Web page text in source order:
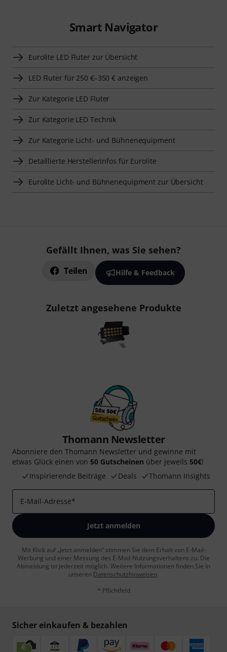
Smart Navigator
Eurolite LED Fluter zur Übersicht
LED Fluter für 250 €–350 € anzeigen
Zur Kategorie LED Fluter
Zur Kategorie LED Technik
Zur Kategorie Licht- und Bühnenequipment
Detaillierte Herstellerinfos für Eurolite
Eurolite Licht- und Bühnenequipment zur Übersicht
Gefällt Ihnen, was Sie sehen?
Teilen Hilfe & Feedback
Zuletzt angesehene Produkte
Thomann Newsletter
Abonniere den Thomann Newsletter und gewinne mit
etwas Glück einen von 50 Gutscheinen über jeweils 50€!
Inspirierende Beiträge
Deals Thomann Insights
E-Mail-Adresse*
Jetzt anmelden
Mit Klick auf „Jetzt anmelden“ stimmen Sie dem Erhalt von E-Mail-
Werbung und einer Messung des E-Mail-Nutzungsverhaltens zu. Die
Abmeldung ist jederzeit möglich. Weitere Informationen finden Sie in
unseren Datenschutzhinweisen.
* Pflichtfeld
Sicher einkaufen & bezahlen